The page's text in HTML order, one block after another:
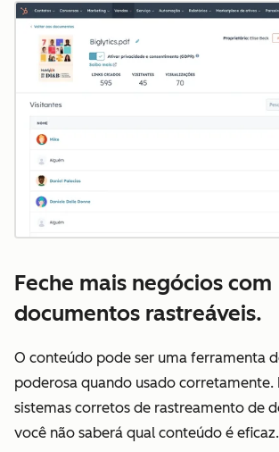
Feche mais negócios com
documentos rastreáveis.
O conteúdo pode ser uma ferramenta
poderosa quando usado corretamente.
sistemas corretos de rastreamento de
você não saberá qual conteúdo é eficaz.